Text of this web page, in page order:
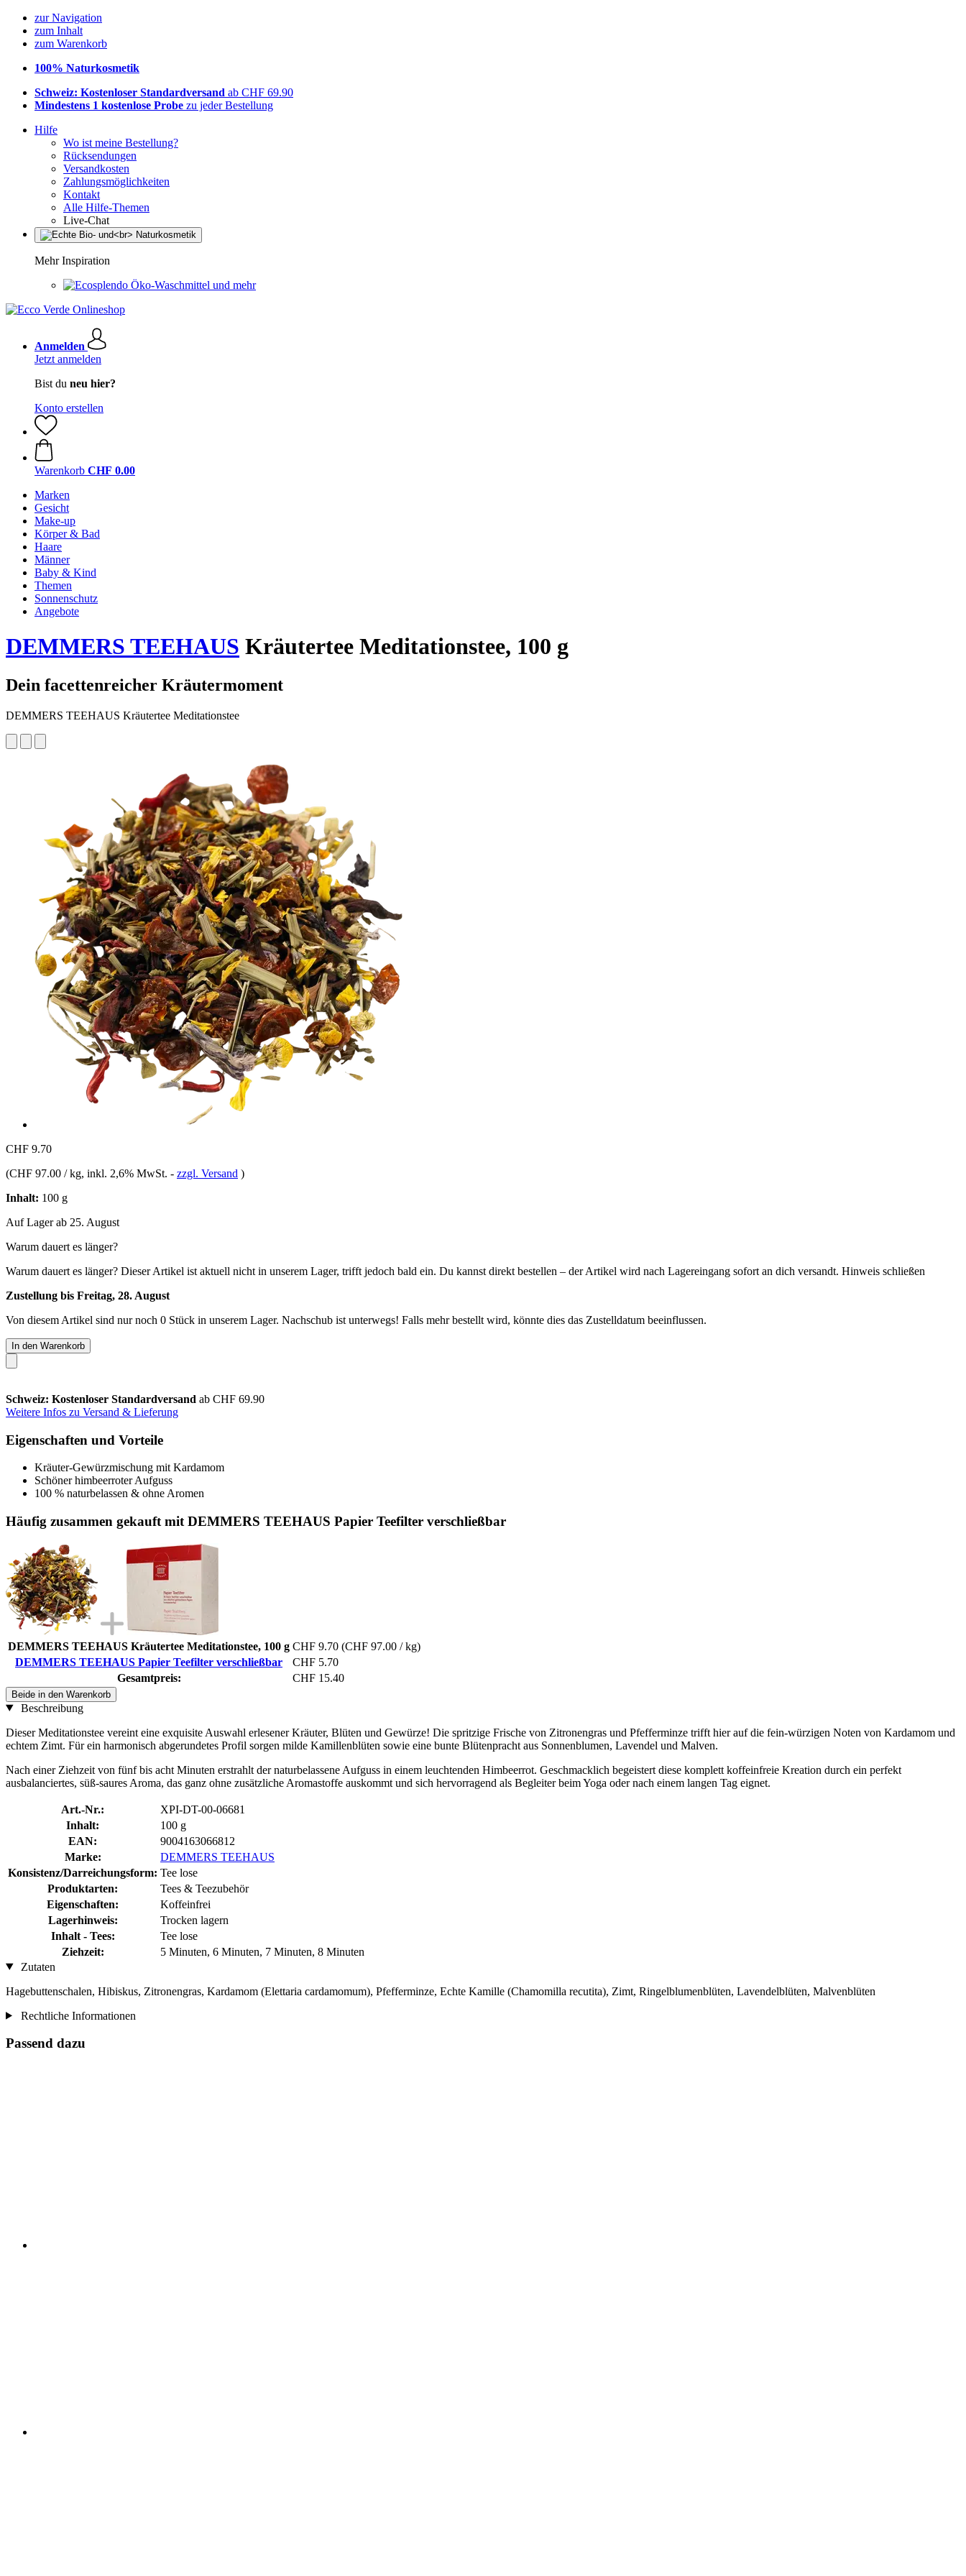
zur Navigation
zum Inhalt
zum Warenkorb
100% Naturkosmetik
Schweiz: Kostenloser Standardversand ab CHF 69.90
Mindestens 1 kostenlose Probe zu jeder Bestellung
Hilfe
Wo ist meine Bestellung?
Rücksendungen
Versandkosten
Zahlungsmöglichkeiten
Kontakt
Alle Hilfe-Themen
Live-Chat
Mehr Inspiration
Öko-Waschmittel und mehr
Anmelden
Jetzt anmelden
Bist du neu hier?
Konto erstellen
Warenkorb CHF 0.00
Marken
Gesicht
Make-up
Körper & Bad
Haare
Männer
Baby & Kind
Themen
Sonnenschutz
Angebote
DEMMERS TEEHAUS Kräutertee Meditationstee, 100 g
Dein facettenreicher Kräutermoment
DEMMERS TEEHAUS Kräutertee Meditationstee
CHF 9.70
(CHF 97.00 / kg, inkl. 2,6% MwSt. - zzgl. Versand )
Inhalt: 100 g
Auf Lager ab 25. August
Warum dauert es länger?
Warum dauert es länger? Dieser Artikel ist aktuell nicht in unserem Lager, trifft jedoch bald ein. Du kannst direkt bestellen – der Artikel wird nach Lagereingang sofort an dich versandt. Hinweis schließen
Zustellung bis Freitag, 28. August
Von diesem Artikel sind nur noch 0 Stück in unserem Lager. Nachschub ist unterwegs! Falls mehr bestellt wird, könnte dies das Zustelldatum beeinflussen.
In den Warenkorb
Schweiz: Kostenloser Standardversand ab CHF 69.90
Weitere Infos zu Versand & Lieferung
Eigenschaften und Vorteile
Kräuter-Gewürzmischung mit Kardamom
Schöner himbeerroter Aufguss
100 % naturbelassen & ohne Aromen
Häufig zusammen gekauft mit DEMMERS TEEHAUS Papier Teefilter verschließbar
DEMMERS TEEHAUS Kräutertee Meditationstee, 100 g CHF 9.70 (CHF 97.00 / kg)
DEMMERS TEEHAUS Papier Teefilter verschließbar
CHF 5.70
Gesamtpreis:
CHF 15.40
Beide in den Warenkorb
Beschreibung
Dieser Meditationstee vereint eine exquisite Auswahl erlesener Kräuter, Blüten und Gewürze! Die spritzige Frische von Zitronengras und Pfefferminze trifft hier auf die fein-würzigen Noten von Kardamom und
echtem Zimt. Für ein harmonisch abgerundetes Profil sorgen milde Kamillenblüten sowie eine bunte Blütenpracht aus Sonnenblumen, Lavendel und Malven.
Nach einer Ziehzeit von fünf bis acht Minuten erstrahlt der naturbelassene Aufguss in einem leuchtenden Himbeerrot. Geschmacklich begeistert diese komplett koffeinfreie Kreation durch ein perfekt
ausbalanciertes, süß-saures Aroma, das ganz ohne zusätzliche Aromastoffe auskommt und sich hervorragend als Begleiter beim Yoga oder nach einem langen Tag eignet.
Art.-Nr.:
XPI-DT-00-06681
Inhalt:
100 g
EAN:
9004163066812
Marke:
DEMMERS TEEHAUS
Konsistenz/Darreichungsform: Tee lose
Produktarten:
Tees & Teezubehör
Eigenschaften:
Koffeinfrei
Lagerhinweis:
Trocken lagern
Inhalt - Tees:
Tee lose
Ziehzeit:
5 Minuten, 6 Minuten, 7 Minuten, 8 Minuten
Zutaten
Hagebuttenschalen, Hibiskus, Zitronengras, Kardamom (Elettaria cardamomum), Pfefferminze, Echte Kamille (Chamomilla recutita), Zimt, Ringelblumenblüten, Lavendelblüten, Malvenblüten
Rechtliche Informationen
Passend dazu